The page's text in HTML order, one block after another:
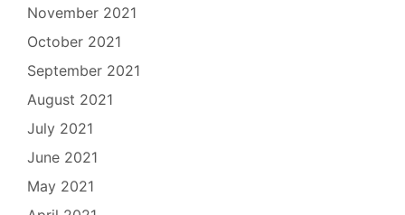
November 2021
October 2021
September 2021
August 2021
July 2021
June 2021
May 2021